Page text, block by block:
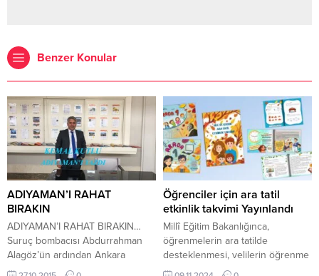
Benzer Konular
ADIYAMAN’I RAHAT
BIRAKIN
ADIYAMAN’I RAHAT BIRAKIN…
Suruç bombacısı Abdurrahman
Alagöz’ün ardından Ankara
bombacısının da Adıyaman
Öğrenciler için ara tatil
etkinlik takvimi Yayınlandı
Millî Eğitim Bakanlığınca,
öğrenmelerin ara tatilde
desteklenmesi, velilerin öğrenme
süreçlerinde rol alması ve